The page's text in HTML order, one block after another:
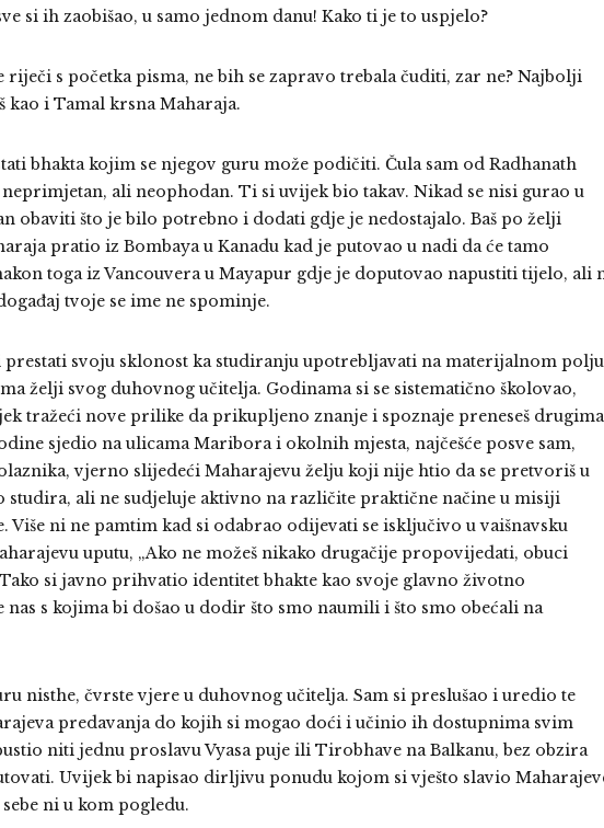
si ih zaobišao, u samo jednom danu! Kako ti je to uspjelo?
s početka pisma, ne bih se zapravo trebala čuditi, zar ne? Najbolji
kao i Tamal krsna Maharaja.
bhakta kojim se njegov guru može podičiti. Čula sam od Radhanath
ali neophodan. Ti si uvijek bio takav. Nikad se nisi gurao u
obaviti što je bilo potrebno i dodati gdje je nedostajalo. Baš po želji
pratio iz Bombaya u Kanadu kad je putovao u nadi da će tamo
toga iz Vancouvera u Mayapur gdje je doputovao napustiti tijelo, ali
tvoje se ime ne spominje.
svoju sklonost ka studiranju upotrebljavati na materijalnom
želji svog duhovnog učitelja. Godinama si se sistematično školovao,
tražeći nove prilike da prikupljeno znanje i spoznaje preneseš
sjedio na ulicama Maribora i okolnih mjesta, najčešće posve sam,
vjerno slijedeći Maharajevu želju koji nije htio da se pretvoriš u
studira, ali ne sudjeluje aktivno na različite praktične načine u misiji
Više ni ne pamtim kad si odabrao odijevati se isključivo u vaišnavsku
uputu, „Ako ne možeš nikako drugačije propovijedati, obuci
si javno prihvatio identitet bhakte kao svoje glavno životno
s kojima bi došao u dodir što smo naumili i što smo obećali na
nisthe, čvrste vjere u duhovnog učitelja. Sam si preslušao i uredio te
predavanja do kojih si mogao doći i učinio ih dostupnima svim
niti jednu proslavu Vyasa puje ili Tirobhave na Balkanu, bez obzira
Uvijek bi napisao dirljivu ponudu kojom si vješto slavio
ni u kom pogledu.